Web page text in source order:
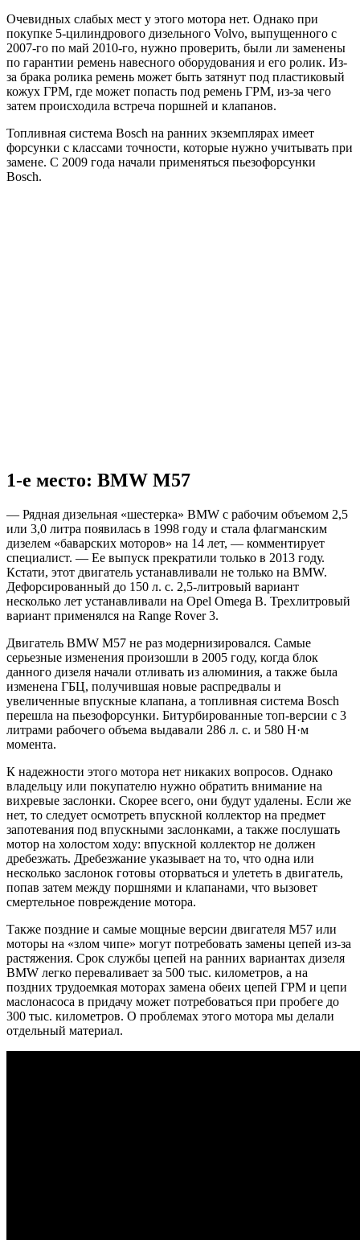
Очевидных слабых мест у этого мотора нет. Однако при
покупке 5-цилиндрового дизельного Volvo, выпущенного с
2007-го по май 2010-го, нужно проверить, были ли заменены
по гарантии ремень навесного оборудования и его ролик. Из-
за брака ролика ремень может быть затянут под пластиковый
кожух ГРМ, где может попасть под ремень ГРМ, из-за чего
затем происходила встреча поршней и клапанов.
Топливная система Bosch на ранних экземплярах имеет
форсунки с классами точности, которые нужно учитывать при
замене. С 2009 года начали применяться пьезофорсунки
Bosch.
1-е место: BMW M57
— Рядная дизельная «шестерка» BMW с рабочим объемом 2,5
или 3,0 литра появилась в 1998 году и стала флагманским
дизелем «баварских моторов» на 14 лет, — комментирует
специалист. — Ее выпуск прекратили только в 2013 году.
Кстати, этот двигатель устанавливали не только на BMW.
Дефорсированный до 150 л. с. 2,5-литровый вариант
несколько лет устанавливали на Opel Omega B. Трехлитровый
вариант применялся на Range Rover 3.
Двигатель BMW M57 не раз модернизировался. Самые
серьезные изменения произошли в 2005 году, когда блок
данного дизеля начали отливать из алюминия, а также была
изменена ГБЦ, получившая новые распредвалы и
увеличенные впускные клапана, а топливная система Bosch
перешла на пьезофорсунки. Битурбированные топ-версии с 3
литрами рабочего объема выдавали 286 л. с. и 580 Н·м
момента.
К надежности этого мотора нет никаких вопросов. Однако
владельцу или покупателю нужно обратить внимание на
вихревые заслонки. Скорее всего, они будут удалены. Если же
нет, то следует осмотреть впускной коллектор на предмет
запотевания под впускными заслонками, а также послушать
мотор на холостом ходу: впускной коллектор не должен
дребезжать. Дребезжание указывает на то, что одна или
несколько заслонок готовы оторваться и улететь в двигатель,
попав затем между поршнями и клапанами, что вызовет
смертельное повреждение мотора.
Также поздние и самые мощные версии двигателя M57 или
моторы на «злом чипе» могут потребовать замены цепей из-за
растяжения. Срок службы цепей на ранних вариантах дизеля
BMW легко переваливает за 500 тыс. километров, а на
поздних трудоемкая моторах замена обеих цепей ГРМ и цепи
маслонасоса в придачу может потребоваться при пробеге до
300 тыс. километров. О проблемах этого мотора мы делали
отдельный материал.